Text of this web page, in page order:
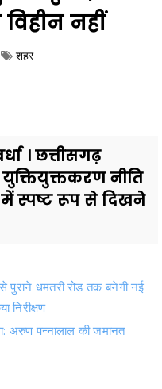
नहीं
शहर
। छत्तीसगढ़
नीति
स्पष्ट रूप से दिखने
पुराने धमतरी रोड तक बनेगी नई
निरीक्षण
अरुण पन्नालाल की जमानत